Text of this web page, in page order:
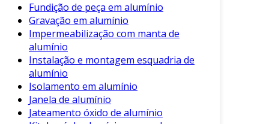
As carrocerias de alumínio são utilizadas em
várias aplicações, destacando-se especialmente
Veículos Comerciais: Caminhões e vans
muitas vezes utilizam carrocerias de
alumínio para maximizar a carga e
eficiência.
Fundição de peça em alumínio
Gravação em alumínio
Impermeabilização com manta de
alumínio
Instalação e montagem esquadria de
alumínio
Isolamento em alumínio
Janela de alumínio
Jateamento óxido de alumínio